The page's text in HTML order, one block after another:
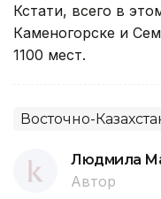
Кстати, всего в
Каменогорске и
1100 мест.
Восточно-
Людмила
Автор